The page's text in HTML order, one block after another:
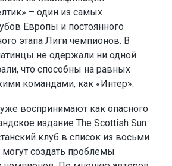
– один из самых
Европы и постоянного
этапа Лиги чемпионов. В
не одержали ни одной
что способны на равных
командами, как «Интер».
воспринимают как опасного
издание The Scottish Sun
клуб в список из восьми
создать проблемы